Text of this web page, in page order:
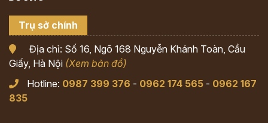
Trụ sở chính
Địa chỉ: Số 16, Ngõ 168 Nguyễn Khánh Toàn, Cầu
Giấy, Hà Nội (Xem bản đồ)
Hotline: 0987 399 376 - 0962 174 565 - 0962 167
835